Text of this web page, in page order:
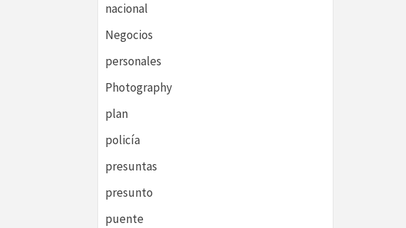
nacional
Negocios
personales
Photography
plan
policía
presuntas
presunto
puente